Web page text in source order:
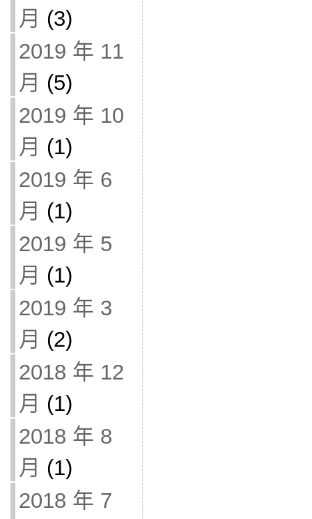
月 (3)
2019 年 11
月 (5)
2019 年 10
月 (1)
2019 年 6
月 (1)
2019 年 5
月 (1)
2019 年 3
月 (2)
2018 年 12
月 (1)
2018 年 8
月 (1)
2018 年 7